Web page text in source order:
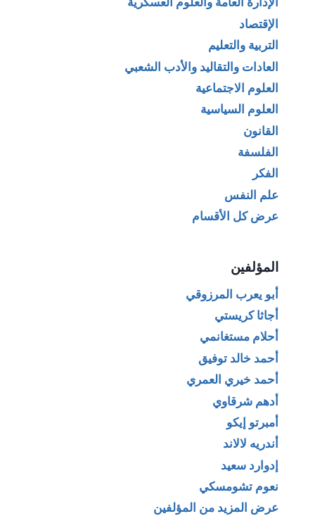
الإقتصاد
التربية والتعليم
العادات والتقاليد والأدب الشعبي
العلوم الاجتماعية
العلوم السياسية
القانون
الفلسفة
الفكر
علم النفس
عرض كل الأقسام
المؤلفين
أبو يعرب المرزوقي
أجاثا كريستي
أحلام مستغانمي
أحمد خالد توفيق
أحمد خيري العمري
أدهم شرقاوي
أمبرتو إيكو
أندريه لالاند
إدوارد سعيد
نعوم تشومسكي
عرض المزيد من المؤلفين